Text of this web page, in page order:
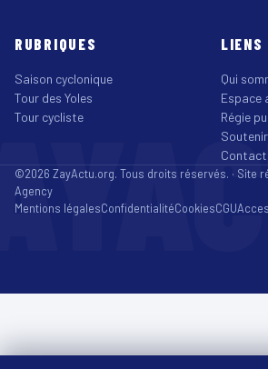
RUBRIQUES
Saison cyclonique
Tour des Yoles
Tour cycliste
LIENS
Qui
Espace
Régie
Contact
©2026 ZayActu.org. Tous droits réservés. · Site
Agency
Mentions légalesConfidentialitéCookiesCGU